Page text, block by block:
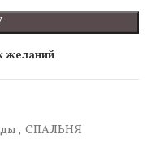
желаний
, СПАЛЬНЯ